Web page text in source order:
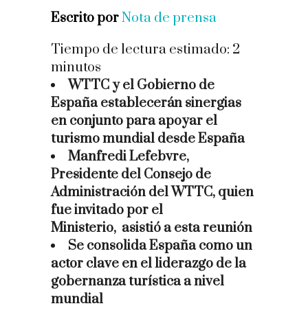
Escrito porNota de prensa
Tiempo de lectura estimado: 2
minutos
WTTC y el Gobierno de
España establecerán sinergias
en conjunto para apoyar el
turismo mundial desde España
Manfredi Lefebvre,
Presidente del Consejo de
Administración del WTTC, quien
fue invitado por el
Ministerio, asistió a esta reunión
Se consolida España como un
actor clave en el liderazgo de la
gobernanza turística a nivel
mundial